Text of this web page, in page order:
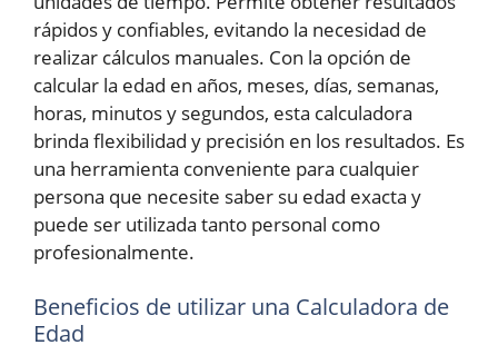
rápidos y confiables, evitando la necesidad de
realizar cálculos manuales. Con la opción de
calcular la edad en años, meses, días, semanas,
horas, minutos y segundos, esta calculadora
brinda flexibilidad y precisión en los resultados. Es
una herramienta conveniente para cualquier
persona que necesite saber su edad exacta y
puede ser utilizada tanto personal como
profesionalmente.
Beneficios de utilizar una Calculadora de
Edad